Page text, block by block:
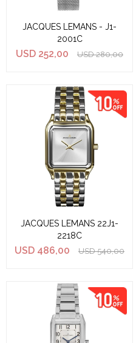
JACQUES LEMANS - J1-
2001C
USD 252,00 USD 280,00
JACQUES LEMANS 22J1-
2218C
USD 486,00 USD 540,00